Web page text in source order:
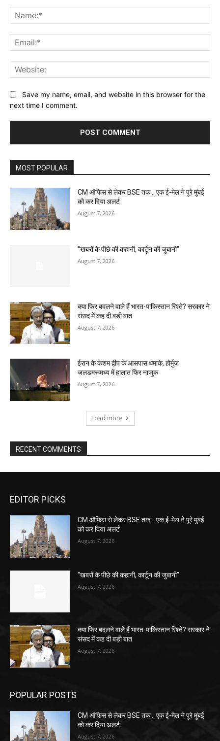
Save my name, email, and website in this browser for the
next time I comment.
MOST POPULAR
CM ऑफिस से लेकर BSE तक… एक ई-मेल ने पूरे मुंबई
को कर दिया अलर्ट
August 7, 2026
“खबरों के पीछे की कहानी, कार्टून की जुबानी”
August 7, 2026
क्या फिर बदलने वाले हैं भारत-पाकिस्तान रिश्ते? सरकार ने
संसद में कह दी बड़ी बात
August 7, 2026
ईरान के केशम द्वीप के आसपास धमाके, होर्मुज
जलडमरूमध्य में हालात फिर नाजुक
August 7, 2026
Load more
RECENT COMMENTS
EDITOR PICKS
CM ऑफिस से लेकर BSE तक… एक ई-मेल ने पूरे मुंबई
को कर दिया अलर्ट
August 7, 2026
“खबरों के पीछे की कहानी, कार्टून की जुबानी”
August 7, 2026
क्या फिर बदलने वाले हैं भारत-पाकिस्तान रिश्ते? सरकार ने
संसद में कह दी बड़ी बात
August 7, 2026
POPULAR POSTS
CM ऑफिस से लेकर BSE तक… एक ई-मेल ने पूरे मुंबई
को कर दिया अलर्ट
August 7, 2026